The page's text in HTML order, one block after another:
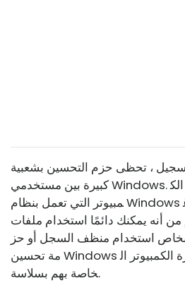
، تحظى حزم التحسين بشعبية
كبيرة بين مستخدمي Windows. نريد جميعًا تشغيل أجهزة الك
مبيوتر التي تعمل بنظام Windows في أفضل حالة. على الرغ
استخدام منظف السجل أو حز
مة تحسين Windows للحفاظ على تشغيل أجهزة الكمبيوتر ال
خاصة بهم بسلاسة.